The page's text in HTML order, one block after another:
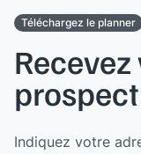
Téléchargez le planner
Indiquez votre